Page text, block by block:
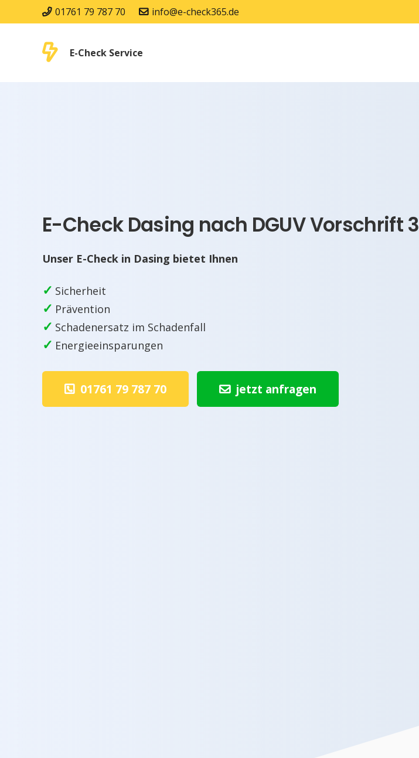
01761 79 787 70 info@e-check365.de
E-Check Service
E-Check Dasing nach DGUV Vorschrift 3
Unser E-Check in Dasing bietet Ihnen
✓ Sicherheit
✓ Prävention
✓ Schadenersatz im Schadenfall
✓ Energieeinsparungen
01761 79 787 70 jetzt anfragen